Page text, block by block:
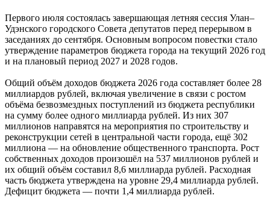
Первого июля состоялась завершающая летняя сессия Улан–
Удэнского городского Совета депутатов перед перерывом в
заседаниях до сентября. Основным вопросом повестки стало
утверждение параметров бюджета города на текущий 2026 год
и на плановый период 2027 и 2028 годов.
Общий объём доходов бюджета 2026 года составляет более 28
миллиардов рублей, включая увеличение в связи с ростом
объёма безвозмездных поступлений из бюджета республики
на сумму более одного миллиарда рублей. Из них 307
миллионов направятся на мероприятия по строительству и
реконструкции сетей в центральной части города, ещё 302
миллиона — на обновление общественного транспорта. Рост
собственных доходов произошёл на 537 миллионов рублей и
их общий объём составил 8,6 миллиарда рублей. Расходная
часть бюджета утверждена на уровне 29,4 миллиарда рублей.
Дефицит бюджета — почти 1,4 миллиарда рублей.